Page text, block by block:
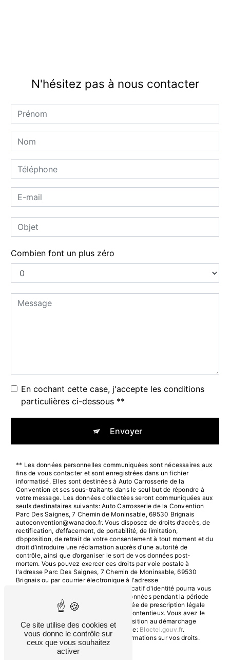
N'hésitez pas à nous contacter
Combien font un plus zéro
En cochant cette case, j'accepte les conditions
particulières ci-dessous **
Envoyer
** Les données personnelles communiquées sont nécessaires aux
fins de vous contacter et sont enregistrées dans un fichier
informatisé. Elles sont destinées à Auto Carrosserie de la
Convention et ses sous-traitants dans le seul but de répondre à
votre message. Les données collectées seront communiquées aux
seuls destinataires suivants: Auto Carrosserie de la Convention
Parc Des Saignes, 7 Chemin de Moninsable, 69530 Brignais
autoconvention@wanadoo.fr. Vous disposez de droits d’accès, de
rectification, d’effacement, de portabilité, de limitation,
d’opposition, de retrait de votre consentement à tout moment et du
droit d’introduire une réclamation auprès d’une autorité de
contrôle, ainsi que d’organiser le sort de vos données post-
mortem. Vous pouvez exercer ces droits par voie postale à
l'adresse Parc Des Saignes, 7 Chemin de Moninsable, 69530
Brignais ou par courrier électronique à l'adresse
autoconvention@wanadoo.fr. Un justificatif d'identité pourra vous
être demandé. Nous conservons vos données pendant la période
de prise de contact puis pendant la durée de prescription légale
aux fins probatoires et de gestion des contentieux. Vous avez le
droit de vous inscrire sur la liste d'opposition au démarchage
téléphonique, disponible à cette adresse: Bloctel.gouv.fr.
Consultez le site cnil.fr pour plus d’informations sur vos droits.
Ce site utilise des cookies et
vous donne le contrôle sur
ceux que vous souhaitez
activer